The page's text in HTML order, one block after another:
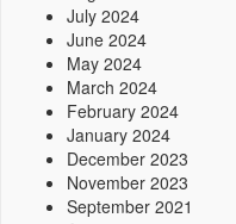
July 2024
June 2024
May 2024
March 2024
February 2024
January 2024
December 2023
November 2023
September 2021